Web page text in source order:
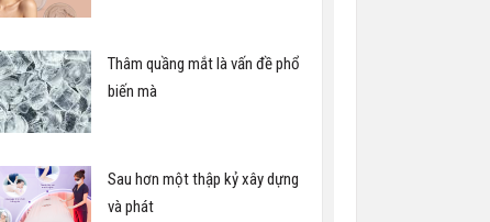
Thâm quầng mắt là vấn đề phổ
biến mà
Sau hơn một thập kỷ xây dựng
và phát